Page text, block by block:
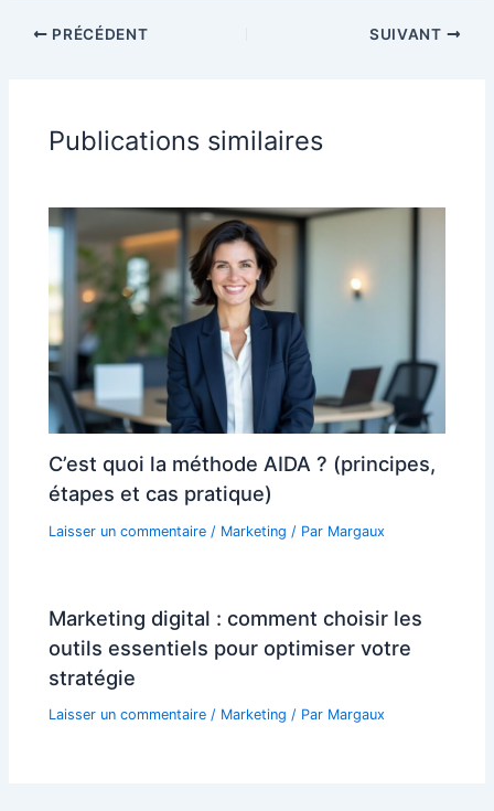
PRÉCÉDENT SUIVANT
Publications similaires
C’est quoi la méthode AIDA ? (principes,
étapes et cas pratique)
Laisser un commentaire / Marketing / Par Margaux
Marketing digital : comment choisir les
outils essentiels pour optimiser votre
stratégie
Laisser un commentaire / Marketing / Par Margaux